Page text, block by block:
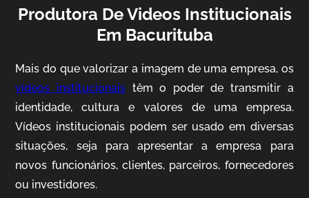
Mosaic
Produtora De Videos Institucionais
Em Bacurituba
Mais do que valorizar a imagem de uma empresa, os
vídeos institucionais têm o poder de transmitir a
identidade, cultura e valores de uma empresa.
Vídeos institucionais podem ser usado em diversas
situações, seja para apresentar a empresa para
novos funcionários, clientes, parceiros, fornecedores
ou investidores.